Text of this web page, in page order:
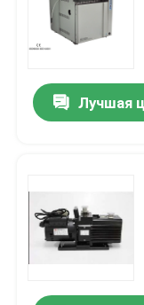
Лучшая